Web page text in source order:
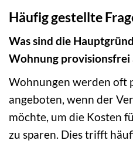
Häufig gestellte
Was sind die
Wohnung provisionsfrei
Wohnungen werden oft
angeboten, wenn der
möchte, um die Kosten
zu sparen. Dies trifft